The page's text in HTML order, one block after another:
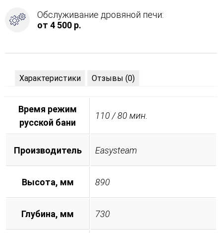
Обслуживание дровяной печи:
от 4 500 р.
Характеристики Отзывы (0)
Время режим
русской бани
110 / 80 мин.
Производитель Easysteam
Высота, мм 890
Глубина, мм 730